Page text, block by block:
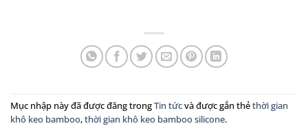
Mục nhập này đã được đăng trongTin tứcvà được gắn thẻthời gian
khô keo bamboo,thời gian khô keo bamboo silicone.